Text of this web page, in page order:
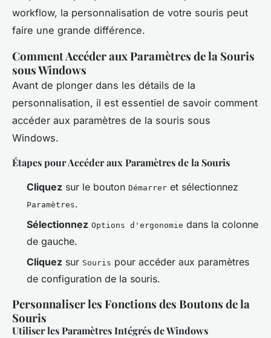
workflow, la personnalisation de votre souris peut
faire une grande différence.
Comment Accéder aux Paramètres de la Souris
sous Windows
Avant de plonger dans les détails de la
personnalisation, il est essentiel de savoir comment
accéder aux paramètres de la souris sous
Windows.
Étapes pour Accéder aux Paramètres de la Souris
Cliquez sur le bouton Démarrer et sélectionnez
Paramètres.
Sélectionnez Options d'ergonomie dans la colonne
de gauche.
Cliquez sur Souris pour accéder aux paramètres
de configuration de la souris.
Personnaliser les Fonctions des Boutons de la
Souris
Utiliser les Paramètres Intégrés de Windows